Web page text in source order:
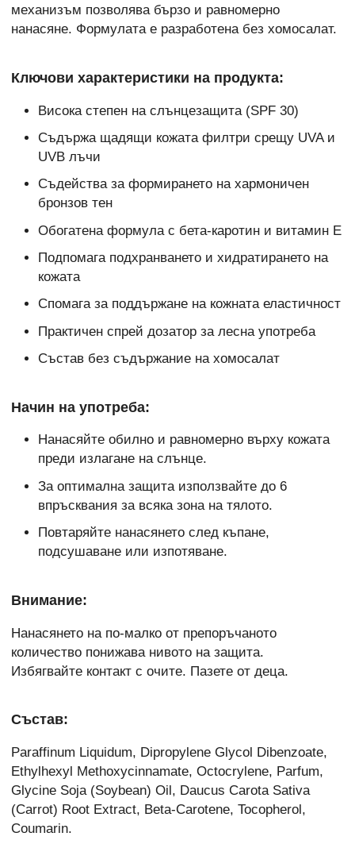
механизъм позволява бързо и равномерно
нанасяне. Формулата е разработена без хомосалат.
Ключови характеристики на продукта:
Висока степен на слънцезащита (SPF 30)
Съдържа щадящи кожата филтри срещу UVA и
UVB лъчи
Съдейства за формирането на хармоничен
бронзов тен
Обогатена формула с бета-каротин и витамин Е
Подпомага подхранването и хидратирането на
кожата
Спомага за поддържане на кожната еластичност
Практичен спрей дозатор за лесна употреба
Състав без съдържание на хомосалат
Начин на употреба:
Нанасяйте обилно и равномерно върху кожата
преди излагане на слънце.
За оптимална защита използвайте до 6
впръсквания за всяка зона на тялото.
Повтаряйте нанасянето след къпане,
подсушаване или изпотяване.
Внимание:
Нанасянето на по-малко от препоръчаното
количество понижава нивото на защита.
Избягвайте контакт с очите. Пазете от деца.
Състав:
Paraffinum Liquidum, Dipropylene Glycol Dibenzoate,
Ethylhexyl Methoxycinnamate, Octocrylene, Parfum,
Glycine Soja (Soybean) Oil, Daucus Carota Sativa
(Carrot) Root Extract, Beta-Carotene, Tocopherol,
Coumarin.